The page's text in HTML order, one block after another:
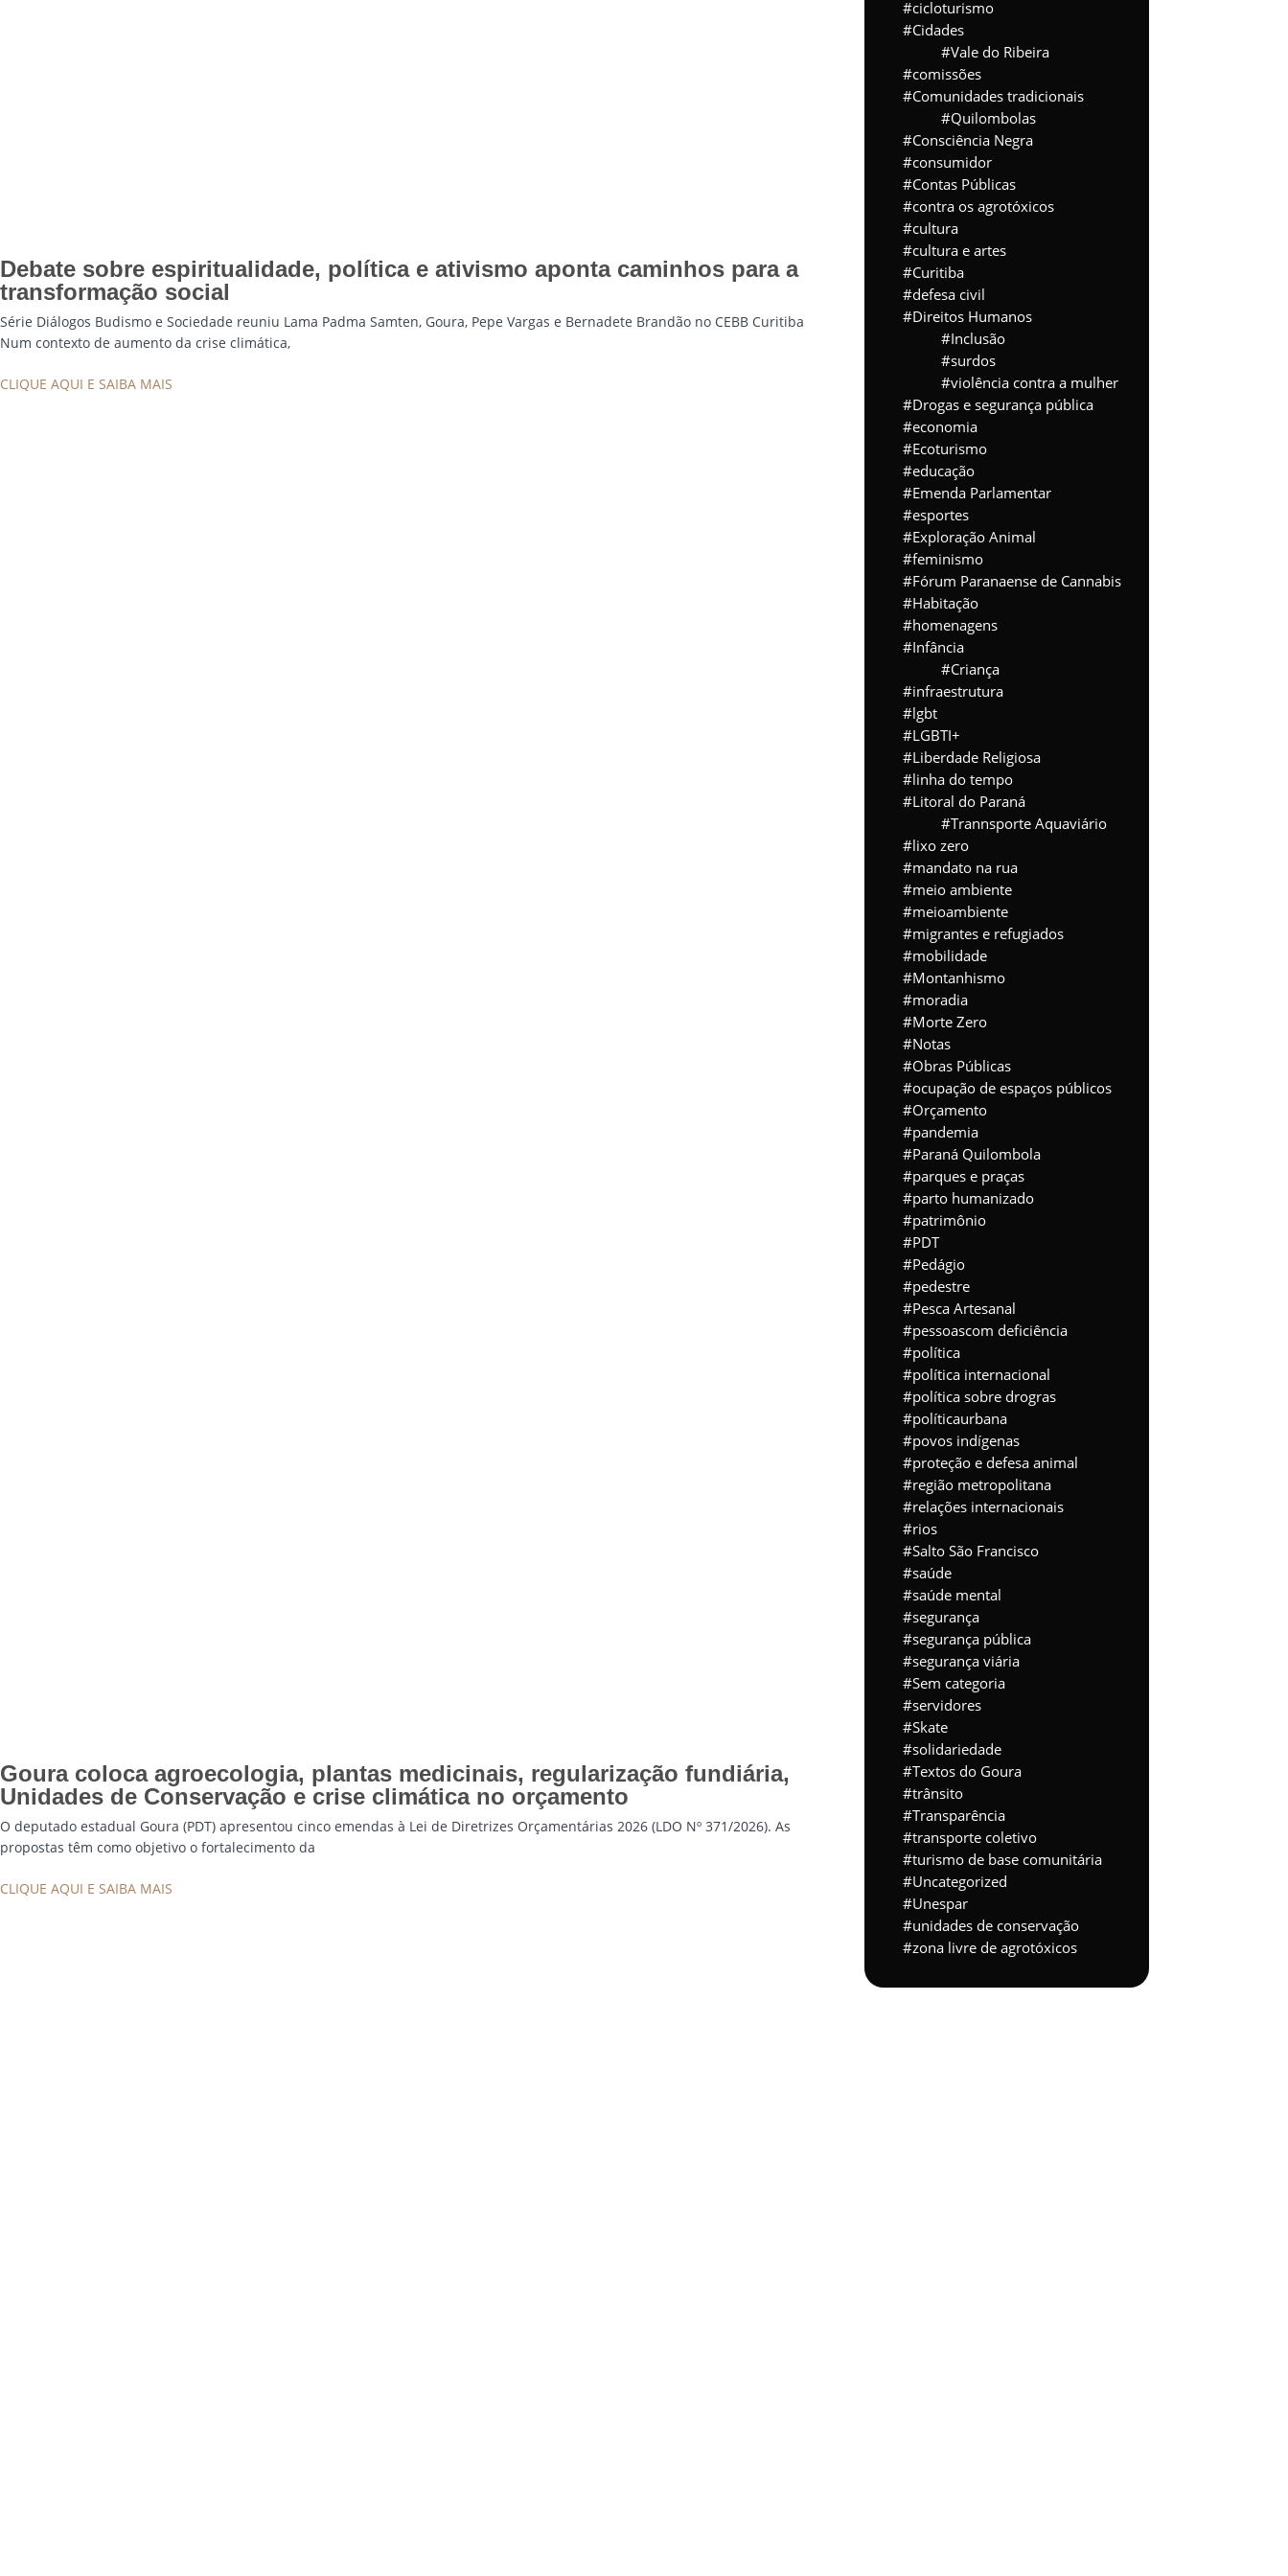
Debate sobre espiritualidade, política e ativismo aponta caminhos para a
transformação social
Série Diálogos Budismo e Sociedade reuniu Lama Padma Samten, Goura, Pepe Vargas e Bernadete Brandão no CEBB Curitiba
Num contexto de aumento da crise climática,
CLIQUE AQUI E SAIBA MAIS
Goura coloca agroecologia, plantas medicinais, regularização fundiária,
Unidades de Conservação e crise climática no orçamento
O deputado estadual Goura (PDT) apresentou cinco emendas à Lei de Diretrizes Orçamentárias 2026 (LDO Nº 371/2026). As
propostas têm como objetivo o fortalecimento da
CLIQUE AQUI E SAIBA MAIS
cicloturismo
Cidades
Vale do Ribeira
comissões
Comunidades tradicionais
Quilombolas
Consciência Negra
consumidor
Contas Públicas
contra os agrotóxicos
cultura
cultura e artes
Curitiba
defesa civil
Direitos Humanos
Inclusão
surdos
violência contra a mulher
Drogas e segurança pública
economia
Ecoturismo
educação
Emenda Parlamentar
esportes
Exploração Animal
feminismo
Fórum Paranaense de Cannabis
Habitação
homenagens
Infância
Criança
infraestrutura
lgbt
LGBTI+
Liberdade Religiosa
linha do tempo
Litoral do Paraná
Trannsporte Aquaviário
lixo zero
mandato na rua
meio ambiente
meioambiente
migrantes e refugiados
mobilidade
Montanhismo
moradia
Morte Zero
Notas
Obras Públicas
ocupação de espaços públicos
Orçamento
pandemia
Paraná Quilombola
parques e praças
parto humanizado
patrimônio
PDT
Pedágio
pedestre
Pesca Artesanal
pessoascom deficiência
política
política internacional
política sobre drogras
políticaurbana
povos indígenas
proteção e defesa animal
região metropolitana
relações internacionais
rios
Salto São Francisco
saúde
saúde mental
segurança
segurança pública
segurança viária
Sem categoria
servidores
Skate
solidariedade
Textos do Goura
trânsito
Transparência
transporte coletivo
turismo de base comunitária
Uncategorized
Unespar
unidades de conservação
zona livre de agrotóxicos